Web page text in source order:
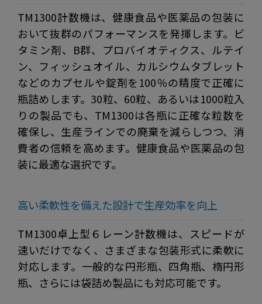
TM1300計数機は、健康食品や医薬品の包装に
おいて抜群のパフォーマンスを発揮します。ビ
タミン剤、B群、プロバイオティクス、ルテイ
ン、フィッシュオイル、カルシウムタブレット
などのカプセルや錠剤を100％の精度で正確に
瓶詰めします。30粒、60粒、あるいは1000粒入
りの製品でも、TM1300は各瓶に正確な粒数を
確保し、生産ラインでの廃棄を減らしつつ、消
費者の信頼を高めます。健康食品や医薬品の包
装に最適な選択です。
高い柔軟性を備えた設計で生産効率を向上
TM1300卓上型６レーン計数機は、スピードが
速いだけでなく、さまざまな包装形式に柔軟に
対応します。一般的な円形瓶、四角瓶、楕円形
瓶、さらには袋詰め製品にも対応可能です。